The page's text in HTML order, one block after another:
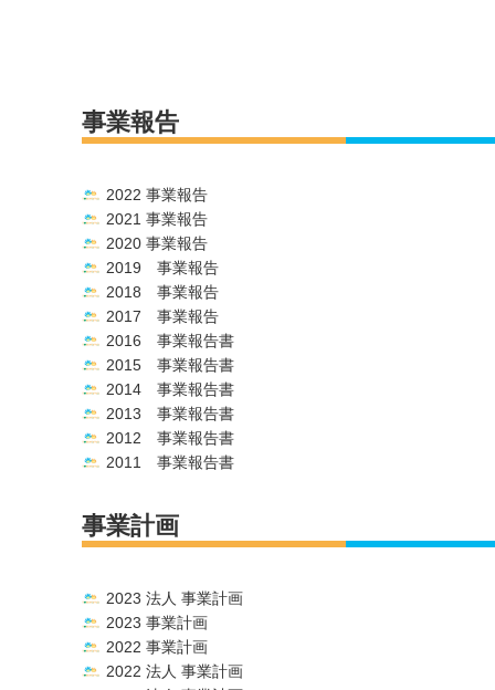
事業報告
2022 事業報告
2021 事業報告
2020 事業報告
2019 事業報告
2018 事業報告
2017 事業報告
2016 事業報告書
2015 事業報告書
2014 事業報告書
2013 事業報告書
2012 事業報告書
2011 事業報告書
事業計画
2023 法人 事業計画
2023 事業計画
2022 事業計画
2022 法人 事業計画